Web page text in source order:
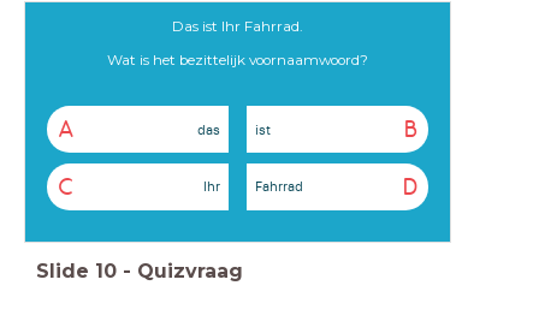
Das ist Ihr Fahrrad.
Wat is het bezittelijk voornaamwoord?
A das B
ist
C Ihr D
Fahrrad
Slide 10 - Quizvraag